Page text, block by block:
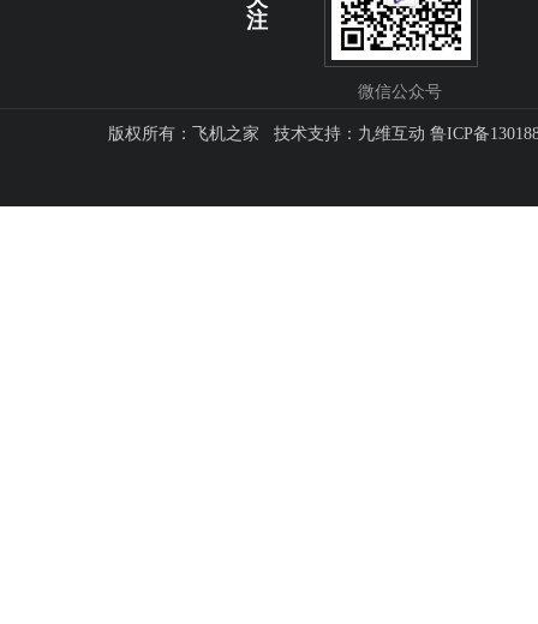
注
微信公众号
版权所有：飞机之家 技术支持： 九维互动 鲁ICP备